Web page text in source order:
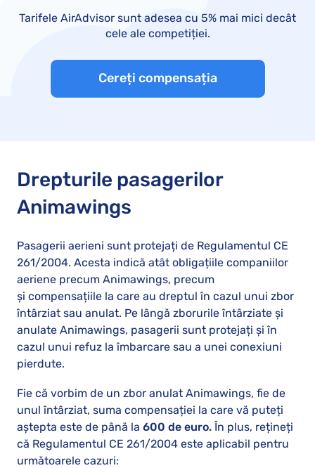
Tarifele AirAdvisor sunt adesea cu 5% mai mici decât
cele ale competiției.
Cereți compensația
Drepturile pasagerilor
Animawings
Pasagerii aerieni sunt protejați de Regulamentul CE
261/2004. Acesta indică atât obligațiile companiilor
aeriene precum Animawings, precum
și compensațiile la care au dreptul în cazul unui zbor
întârziat sau anulat. Pe lângă zborurile întârziate și
anulate Animawings, pasagerii sunt protejați și în
cazul unui refuz la îmbarcare sau a unei conexiuni
pierdute.
Fie că vorbim de un zbor anulat Animawings, fie de
unul întârziat, suma compensației la care vă puteți
aștepta este de până la 600 de euro. În plus, rețineți
că Regulamentul CE 261/2004 este aplicabil pentru
următoarele cazuri: